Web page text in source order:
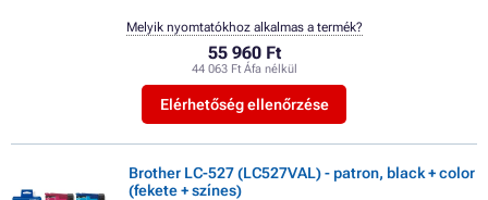
55 960 Ft
44 063 Ft Áfa nélkül
Elérhetőség ellenőrzése
Melyik nyomtatókhoz alkalmas a termék?
Brother LC-527 (LC527VAL) - patron, black + color
(fekete + színes)